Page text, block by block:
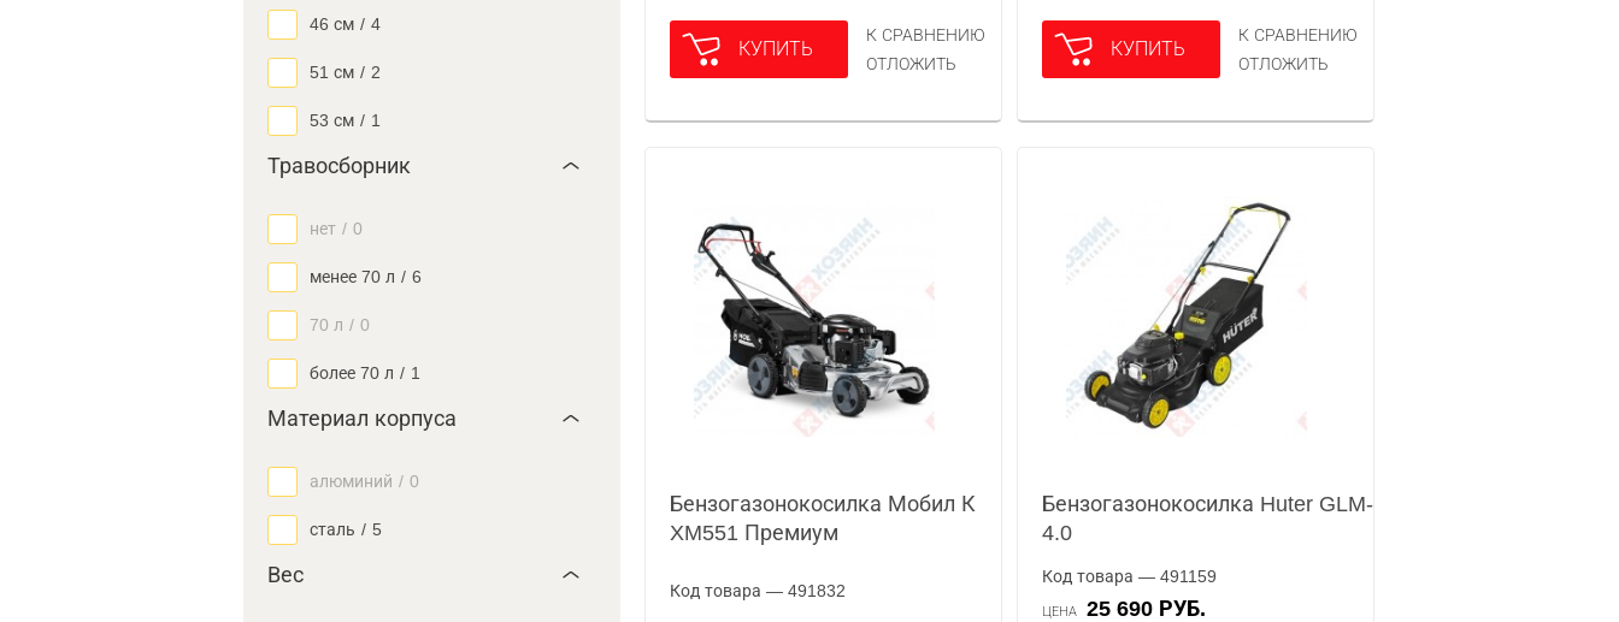
46 см / 4
51 см / 2
53 см / 1
Травосборник
нет / 0
менее 70 л / 6
70 л / 0
более 70 л / 1
Материал корпуса
алюминий / 0
сталь / 5
Вес
КУПИТЬ
К СРАВНЕНИЮ
ОТЛОЖИТЬ
КУПИТЬ
К СРАВНЕНИЮ
ОТЛОЖИТЬ
Бензогазонокосилка Мобил К
XM551 Премиум
Код товара — 491832
Бензогазонокосилка Huter GLM-
4.0
Код товара — 491159
ЦЕНА
25 690 РУБ.